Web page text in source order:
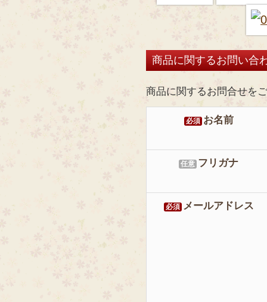
商品に関するお問い合
商品に関するお問合せを
必須 お名前
任意 フリガナ
必須 メールアドレス